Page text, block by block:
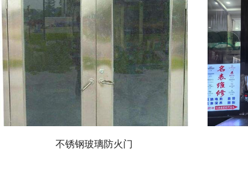
不锈钢玻璃防火门